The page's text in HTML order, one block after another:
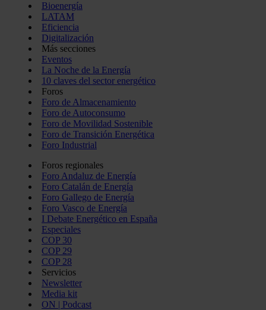
Bioenergía
LATAM
Eficiencia
Digitalización
Más secciones
Eventos
La Noche de la Energía
10 claves del sector energético
Foros
Foro de Almacenamiento
Foro de Autoconsumo
Foro de Movilidad Sostenible
Foro de Transición Energética
Foro Industrial
Foros regionales
Foro Andaluz de Energía
Foro Catalán de Energía
Foro Gallego de Energía
Foro Vasco de Energía
I Debate Energético en España
Especiales
COP 30
COP 29
COP 28
Servicios
Newsletter
Media kit
ON | Podcast